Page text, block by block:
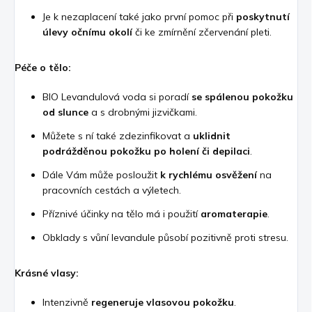
Je k nezaplacení také jako první pomoc při poskytnutí
úlevy očnímu okolíči ke zmírnění zčervenání pleti.
Péče o tělo:
BIO Levandulová voda si poradí se spálenou pokožku
od slunce a s drobnými jizvičkami.
Můžete s ní také zdezinfikovat a uklidnit
podrážděnou pokožku po holení či depilaci.
Dále Vám může posloužit k rychlému osvěženína
pracovních cestách a výletech.
Příznivé účinky na tělo má i použití aromaterapie.
Obklady s vůní levandule působí pozitivně proti stresu.
Krásné vlasy:
Intenzivně regeneruje vlasovou pokožku.